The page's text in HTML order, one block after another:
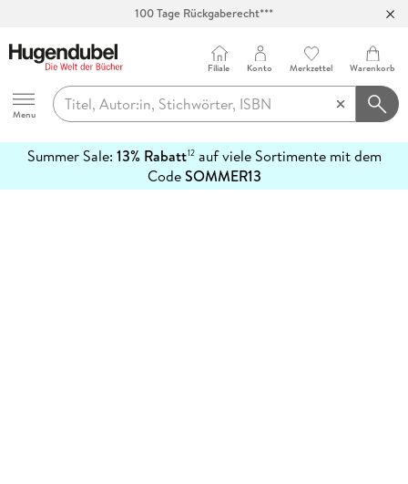
100 Tage Rückgaberecht***
Hugendubel
Menu
Filiale Konto Merkzettel Warenkorb
Summer Sale: 13% Rabatt12auf viele Sortimente mit dem
CodeSOMMER13
erfahren